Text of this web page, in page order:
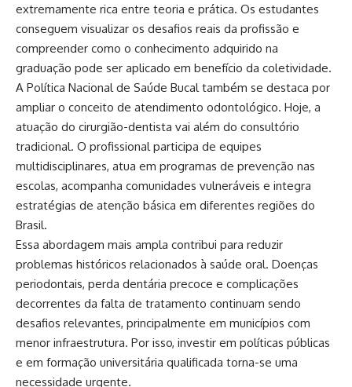
extremamente rica entre teoria e prática. Os estudantes
conseguem visualizar os desafios reais da profissão e
compreender como o conhecimento adquirido na
graduação pode ser aplicado em benefício da coletividade.
A Política Nacional de Saúde Bucal também se destaca por
ampliar o conceito de atendimento odontológico. Hoje, a
atuação do cirurgião-dentista vai além do consultório
tradicional. O profissional participa de equipes
multidisciplinares, atua em programas de prevenção nas
escolas, acompanha comunidades vulneráveis e integra
estratégias de atenção básica em diferentes regiões do
Brasil.
Essa abordagem mais ampla contribui para reduzir
problemas históricos relacionados à saúde oral. Doenças
periodontais, perda dentária precoce e complicações
decorrentes da falta de tratamento continuam sendo
desafios relevantes, principalmente em municípios com
menor infraestrutura. Por isso, investir em políticas públicas
e em formação universitária qualificada torna-se uma
necessidade urgente.